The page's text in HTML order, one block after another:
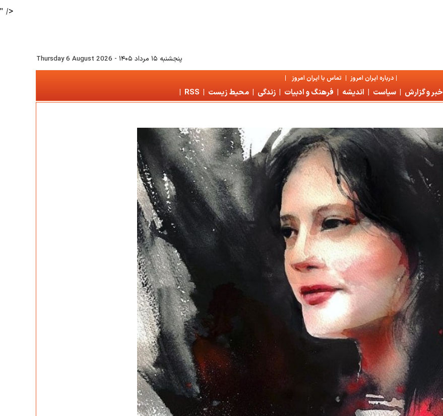
" />
پنجشنبه ۱۵ مرداد ۱۴۰۵ -
Thursday 6 August 2026
|درباره ايران امروز | تماس با ايران امروز |
خبر و گزارش | سياست | انديشه | فرهنگ و ادبيات | زندگی | محیط زیست |
RSS
|